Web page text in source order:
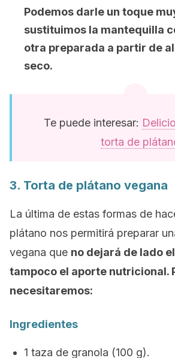
Podemos darle un toque
sustituimos la mantequilla
otra preparada a partir de
seco.
Te puede interesar:
torta de
3. Torta de plátano vegana
La última de estas formas de
plátano nos permitirá preparar
vegana que no dejará de lado
tampoco el aporte nutricional.
necesitaremos:
Ingredientes
1 taza de granola (100 g).